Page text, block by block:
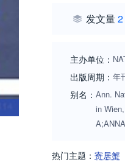
发文量2
主办单位：
出版周期： 年
别名： Ann.
in
热门主题： 寄居蟹